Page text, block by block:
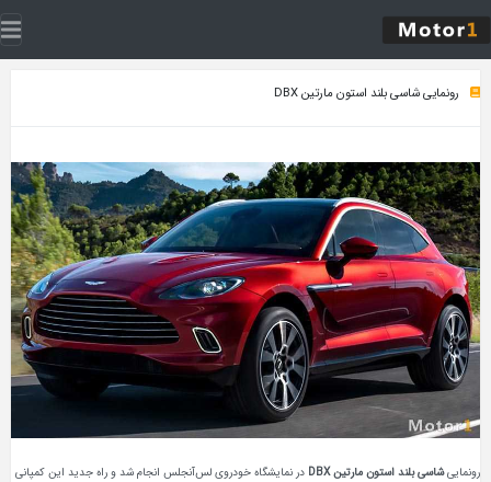
رونمایی شاسی بلند استون مارتین DBX
رونماییشاسی بلند استون مارتین DBX
در نمایشگاه خودروی لس‌آنجلس انجام شد و راه جدید این کمپانی